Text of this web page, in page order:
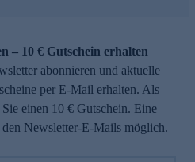
– 10 € Gutschein erhalten
abonnieren und aktuelle
per E-Mail erhalten. Als
einen 10 € Gutschein. Eine
Newsletter-E-Mails möglich.